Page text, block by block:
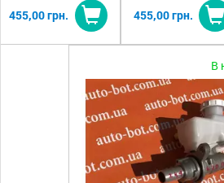
455,00 грн.
Купить
455,00 грн.
В